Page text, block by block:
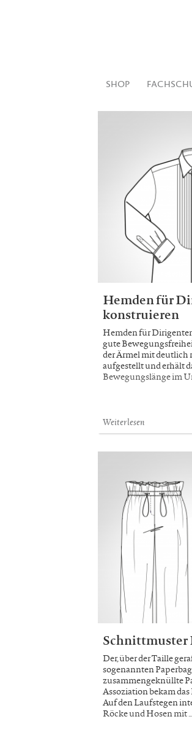
SHOP
Hemden für
konstruieren
Hemden für
gute
der Ärmel mit deutlich
aufgestellt und erhält
Bewegungslänge im
Weiterlesen
Schnittmuster
Der, über der Taille
sogenannten
zusammengeknüllte
Assoziation bekam
Auf den Laufstegen
Röcke und Hosen mit …